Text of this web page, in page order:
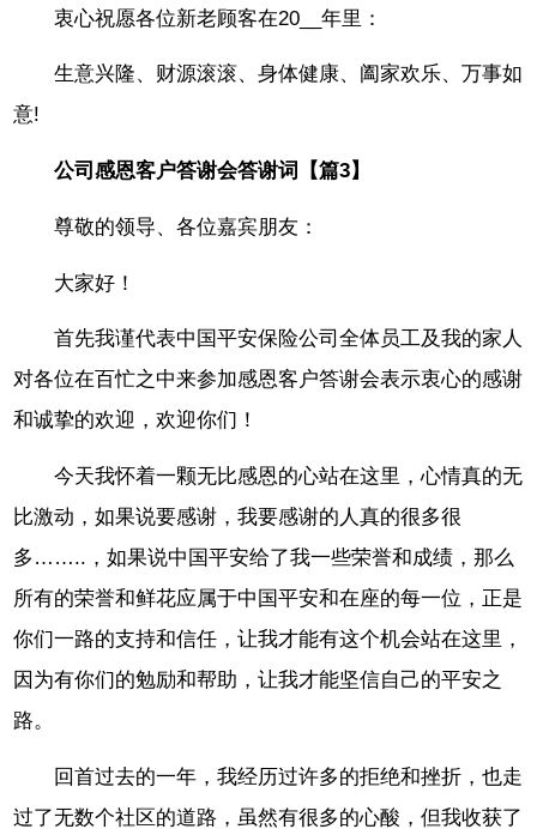
衷心祝愿各位新老顾客在20__年里：
生意兴隆、财源滚滚、身体健康、阖家欢乐、万事如
意!
公司感恩客户答谢会答谢词【篇3】
尊敬的领导、各位嘉宾朋友：
大家好！
首先我谨代表中国平安保险公司全体员工及我的家人
对各位在百忙之中来参加感恩客户答谢会表示衷心的感谢
和诚挚的欢迎，欢迎你们！
今天我怀着一颗无比感恩的心站在这里，心情真的无
比激动，如果说要感谢，我要感谢的人真的很多很
多……..，如果说中国平安给了我一些荣誉和成绩，那么
所有的荣誉和鲜花应属于中国平安和在座的每一位，正是
你们一路的支持和信任，让我才能有这个机会站在这里，
因为有你们的勉励和帮助，让我才能坚信自己的平安之
路。
回首过去的一年，我经历过许多的拒绝和挫折，也走
过了无数个社区的道路，虽然有很多的心酸，但我收获了